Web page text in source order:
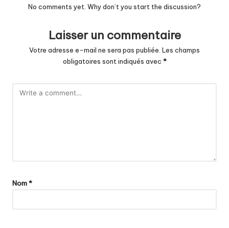
No comments yet. Why don’t you start the discussion?
Laisser un commentaire
Votre adresse e-mail ne sera pas publiée. Les champs
obligatoires sont indiqués avec *
Nom*